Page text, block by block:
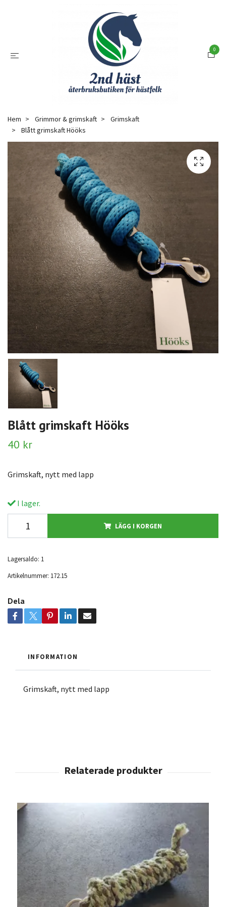
0
Hem Grimmor & grimskaft
Grimskaft
Blått grimskaft Hööks
Blått grimskaft Hööks
40 kr
Grimskaft, nytt med lapp
I lager.
LÄGG I KORGEN
Lagersaldo: 1
Artikelnummer: 172.15
Dela
INFORMATION
Grimskaft, nytt med lapp